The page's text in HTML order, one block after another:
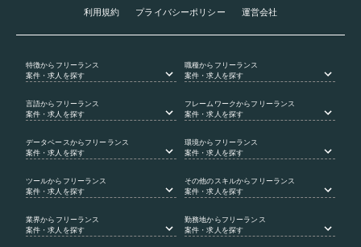
利用規約 プライバシーポリシー 運営会社
特徴からフリーランス
案件・求人を探す
職種からフリーランス
案件・求人を探す
言語からフリーランス
案件・求人を探す
フレームワークからフリーランス
案件・求人を探す
データベース からフリーランス
案件・求人を探す
環境からフリーランス
案件・求人を探す
ツールからフリーランス
案件・求人を探す
その他のスキルからフリーランス
案件・求人を探す
業界からフリーランス
案件・求人を探す
勤務地からフリーランス
案件・求人を探す